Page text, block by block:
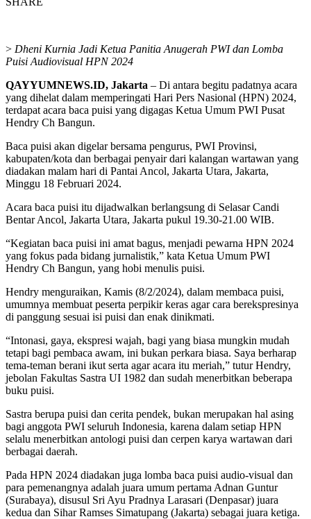
> Dheni Kurnia Jadi Ketua Panitia Anugerah PWI dan Lomba
Puisi Audiovisual HPN 2024
QAYYUMNEWS.ID, Jakarta – Di antara begitu padatnya acara
yang dihelat dalam memperingati Hari Pers Nasional (HPN) 2024,
terdapat acara baca puisi yang digagas Ketua Umum PWI Pusat
Hendry Ch Bangun.
Baca puisi akan digelar bersama pengurus, PWI Provinsi,
kabupaten/kota dan berbagai penyair dari kalangan wartawan yang
diadakan malam hari di Pantai Ancol, Jakarta Utara, Jakarta,
Minggu 18 Februari 2024.
Acara baca puisi itu dijadwalkan berlangsung di Selasar Candi
Bentar Ancol, Jakarta Utara, Jakarta pukul 19.30-21.00 WIB.
“Kegiatan baca puisi ini amat bagus, menjadi pewarna HPN 2024
yang fokus pada bidang jurnalistik,” kata Ketua Umum PWI
Hendry Ch Bangun, yang hobi menulis puisi.
Hendry menguraikan, Kamis (8/2/2024), dalam membaca puisi,
umumnya membuat peserta perpikir keras agar cara berekspresinya
di panggung sesuai isi puisi dan enak dinikmati.
“Intonasi, gaya, ekspresi wajah, bagi yang biasa mungkin mudah
tetapi bagi pembaca awam, ini bukan perkara biasa. Saya berharap
tema-teman berani ikut serta agar acara itu meriah,” tutur Hendry,
jebolan Fakultas Sastra UI 1982 dan sudah menerbitkan beberapa
buku puisi.
Sastra berupa puisi dan cerita pendek, bukan merupakan hal asing
bagi anggota PWI seluruh Indonesia, karena dalam setiap HPN
selalu menerbitkan antologi puisi dan cerpen karya wartawan dari
berbagai daerah.
Pada HPN 2024 diadakan juga lomba baca puisi audio-visual dan
para pemenangnya adalah juara umum pertama Adnan Guntur
(Surabaya), disusul Sri Ayu Pradnya Larasari (Denpasar) juara
kedua dan Sihar Ramses Simatupang (Jakarta) sebagai juara ketiga.